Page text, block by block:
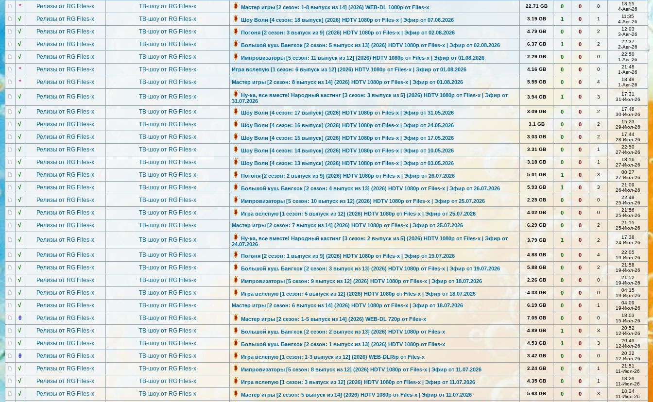
* Релизы от RG Files-x ТВ-шоу от RG Files-x Мастер игры [2 сезон: 1-8 выпуск из 14] (2026) WEB-DL 1080p от Files-x 22.71 GB 0 0 0
18:55
4-Авг-26
√ Релизы от RG Files-x ТВ-шоу от RG Files-x Шоу Воли [4 сезон: 18 выпуск] (2026) HDTV 1080р от Files-x | Эфир от 07.06.2026 3.19 GB 1 0 1
11:35
4-Авг-26
√ Релизы от RG Files-x ТВ-шоу от RG Files-x Погоня [2 сезон: 3 выпуск из 9] (2026) HDTV 1080р от Files-x | Эфир от 02.08.2026 4.79 GB 0 0 2
12:03
3-Авг-26
√ Релизы от RG Files-x ТВ-шоу от RG Files-x Большой куш. Бангкок [2 сезон: 5 выпуск из 13] (2026) HDTV 1080р от Files-x | Эфир от 02.08.2026 6.37 GB 1 0 2
22:37
2-Авг-26
√ Релизы от RG Files-x ТВ-шоу от RG Files-x Импровизаторы [5 сезон: 11 выпуск из 12] (2026) HDTV 1080р от Files-x | Эфир от 01.08.2026 2.29 GB 0 0 0
22:50
1-Авг-26
* Релизы от RG Files-x ТВ-шоу от RG Files-x Игра вслепую [1 сезон: 6 выпуск из 12] (2026) HDTV 1080р от Files-x | Эфир от 01.08.2026 4.16 GB 0 0 0
21:48
1-Авг-26
* Релизы от RG Files-x ТВ-шоу от RG Files-x Мастер игры [2 сезон: 8 выпуск из 14] (2026) HDTV 1080р от Files-x | Эфир от 01.08.2026 5.55 GB 0 0 4
18:49
1-Авг-26
√ Релизы от RG Files-x ТВ-шоу от RG Files-x
Ну-ка, все вместе! Народный кастинг [3 сезон: 3 выпуск из 5] (2026) HDTV 1080р от Files-x | Эфир от
31.07.2026
3.94 GB 1 0 3
17:31
31-Июл-26
√ Релизы от RG Files-x ТВ-шоу от RG Files-x Шоу Воли [4 сезон: 17 выпуск] (2026) HDTV 1080р от Files-x | Эфир от 31.05.2026 3.09 GB 0 0 2
17:48
30-Июл-26
√ Релизы от RG Files-x ТВ-шоу от RG Files-x Шоу Воли [4 сезон: 16 выпуск] (2026) HDTV 1080р от Files-x | Эфир от 24.05.2026 3.1 GB 0 0 2
15:23
29-Июл-26
√ Релизы от RG Files-x ТВ-шоу от RG Files-x Шоу Воли [4 сезон: 15 выпуск] (2026) HDTV 1080р от Files-x | Эфир от 17.05.2026 3.03 GB 0 0 2
17:44
28-Июл-26
√ Релизы от RG Files-x ТВ-шоу от RG Files-x Шоу Воли [4 сезон: 14 выпуск] (2026) HDTV 1080р от Files-x | Эфир от 10.05.2026 3.31 GB 0 0 1
22:50
27-Июл-26
√ Релизы от RG Files-x ТВ-шоу от RG Files-x Шоу Воли [4 сезон: 13 выпуск] (2026) HDTV 1080р от Files-x | Эфир от 03.05.2026 3.18 GB 0 0 1
18:16
27-Июл-26
√ Релизы от RG Files-x ТВ-шоу от RG Files-x Погоня [2 сезон: 2 выпуск из 9] (2026) HDTV 1080р от Files-x | Эфир от 26.07.2026 5.01 GB 1 0 3
00:27
27-Июл-26
√ Релизы от RG Files-x ТВ-шоу от RG Files-x Большой куш. Бангкок [2 сезон: 4 выпуск из 13] (2026) HDTV 1080р от Files-x | Эфир от 26.07.2026 5.93 GB 1 0 3
21:09
26-Июл-26
√ Релизы от RG Files-x ТВ-шоу от RG Files-x Импровизаторы [5 сезон: 10 выпуск из 12] (2026) HDTV 1080р от Files-x | Эфир от 25.07.2026 2.25 GB 0 0 0
22:48
25-Июл-26
√ Релизы от RG Files-x ТВ-шоу от RG Files-x Игра вслепую [1 сезон: 5 выпуск из 12] (2026) HDTV 1080р от Files-x | Эфир от 25.07.2026 4.02 GB 0 0 0
21:56
25-Июл-26
√ Релизы от RG Files-x ТВ-шоу от RG Files-x Мастер игры [2 сезон: 7 выпуск из 14] (2026) HDTV 1080р от Files-x | Эфир от 25.07.2026 6.29 GB 0 0 2
21:15
25-Июл-26
√ Релизы от RG Files-x ТВ-шоу от RG Files-x
Ну-ка, все вместе! Народный кастинг [3 сезон: 2 выпуск из 5] (2026) HDTV 1080р от Files-x | Эфир от
24.07.2026
3.79 GB 1 0 2
17:38
24-Июл-26
√ Релизы от RG Files-x ТВ-шоу от RG Files-x Погоня [2 сезон: 1 выпуск из 9] (2026) HDTV 1080р от Files-x | Эфир от 19.07.2026 4.88 GB 0 0 4
22:05
19-Июл-26
√ Релизы от RG Files-x ТВ-шоу от RG Files-x Большой куш. Бангкок [2 сезон: 3 выпуск из 13] (2026) HDTV 1080р от Files-x | Эфир от 19.07.2026 5.88 GB 0 0 2
21:58
19-Июл-26
√ Релизы от RG Files-x ТВ-шоу от RG Files-x Импровизаторы [5 сезон: 9 выпуск из 12] (2026) HDTV 1080р от Files-x | Эфир от 18.07.2026 2.26 GB 0 0 0
21:52
19-Июл-26
√ Релизы от RG Files-x ТВ-шоу от RG Files-x Игра вслепую [1 сезон: 4 выпуск из 12] (2026) HDTV 1080р от Files-x | Эфир от 18.07.2026 4.33 GB 0 0 0
04:15
19-Июл-26
√ Релизы от RG Files-x ТВ-шоу от RG Files-x Мастер игры [2 сезон: 6 выпуск из 14] (2026) HDTV 1080р от Files-x | Эфир от 18.07.2026 6.19 GB 0 0 1
04:09
19-Июл-26
θ Релизы от RG Files-x ТВ-шоу от RG Files-x Мастер игры [2 сезон: 1-5 выпуск из 14] (2026) WEB-DL 720p от Files-x 7.05 GB 0 0 0
18:03
15-Июл-26
√ Релизы от RG Files-x ТВ-шоу от RG Files-x Большой куш. Бангкок [2 сезон: 2 выпуск из 13] (2026) HDTV 1080р от Files-x 4.89 GB 1 0 3
20:52
12-Июл-26
√ Релизы от RG Files-x ТВ-шоу от RG Files-x Большой куш. Бангкок [2 сезон: 1 выпуск из 13] (2026) HDTV 1080р от Files-x 4.53 GB 1 0 3
20:49
12-Июл-26
θ Релизы от RG Files-x ТВ-шоу от RG Files-x Игра вслепую [1 сезон: 1-3 выпуск из 12] (2026) WEB-DLRip от Files-x 3.42 GB 0 0 0
20:32
12-Июл-26
√ Релизы от RG Files-x ТВ-шоу от RG Files-x Импровизаторы [5 сезон: 8 выпуск из 12] (2026) HDTV 1080р от Files-x | Эфир от 11.07.2026 2.24 GB 0 0 1
21:51
11-Июл-26
√ Релизы от RG Files-x ТВ-шоу от RG Files-x Игра вслепую [1 сезон: 3 выпуск из 12] (2026) HDTV 1080р от Files-x | Эфир от 11.07.2026 4.35 GB 0 0 1
18:29
11-Июл-26
√ Релизы от RG Files-x ТВ-шоу от RG Files-x Мастер игры [2 сезон: 5 выпуск из 14] (2026) HDTV 1080р от Files-x | Эфир от 11.07.2026 5.63 GB 0 0 3
18:24
11-Июл-26